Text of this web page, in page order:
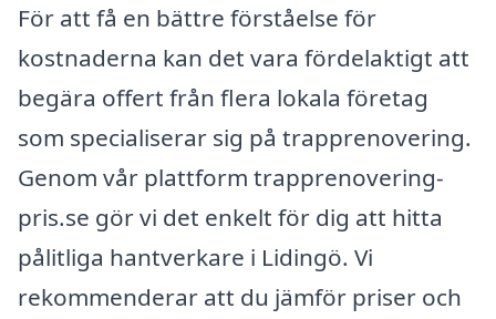
För att få en bättre förståelse för
kostnaderna kan det vara fördelaktigt att
begära offert från flera lokala företag
som specialiserar sig på trapprenovering.
Genom vår plattform trapprenovering-
pris.se gör vi det enkelt för dig att hitta
pålitliga hantverkare i Lidingö. Vi
rekommenderar att du jämför priser och